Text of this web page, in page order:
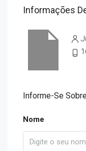
Informações
Informe-Se
Nome